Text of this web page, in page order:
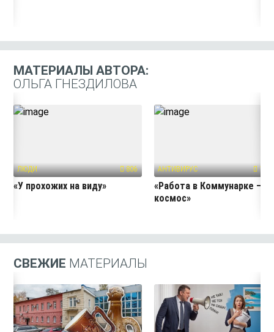
МАТЕРИАЛЫ АВТОРА:
ОЛЬГА ГНЕЗДИЛОВА
ЛЮДИ 806
«У прохожих на виду»
АНТИВИРУС
«Работа в Коммунарке —
космос»
СВЕЖИЕ МАТЕРИАЛЫ